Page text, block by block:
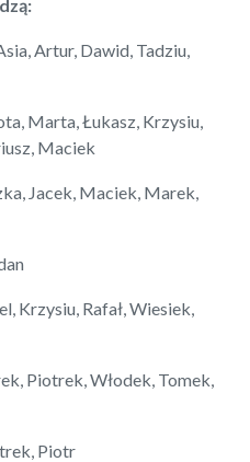
Artur, Dawid, Tadziu,
Marta, Łukasz, Krzysiu,
Maciek
Jacek, Maciek, Marek,
Krzysiu, Rafał, Wiesiek,
Piotrek, Włodek, Tomek,
Piotr